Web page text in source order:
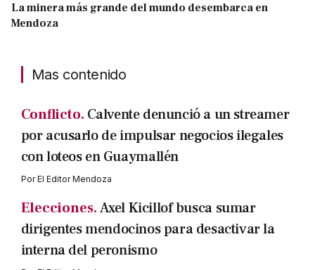
La minera más grande del mundo desembarca en
Mendoza
Mas contenido
Conflicto. Calvente denunció a un streamer
por acusarlo de impulsar negocios ilegales
con loteos en Guaymallén
PorEl Editor Mendoza
Elecciones.Axel Kicillof busca sumar
dirigentes mendocinos para desactivar la
interna del peronismo